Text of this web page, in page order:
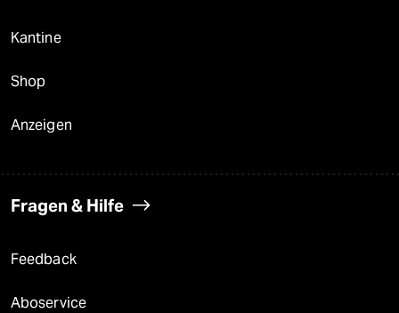
Kantine
Shop
Anzeigen
Fragen & Hilfe
Feedback
Aboservice